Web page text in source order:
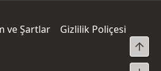
ve Şartlar
Gizlilik Poliçesi
© 2010-2021 XenForo
Üst